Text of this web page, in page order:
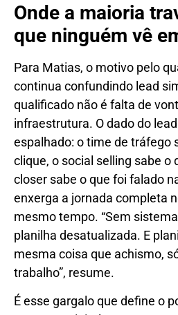
Onde a maioria
que ninguém vê
Para Matias, o motivo pelo
continua confundindo lead
qualificado não é falta de
infraestrutura. O dado do
espalhado: o time de tráfego
clique, o social selling sabe o
closer sabe o que foi falado
enxerga a jornada completa
mesmo tempo. “Sem
planilha desatualizada. E
mesma coisa que achismo,
trabalho”, resume.
É esse gargalo que define o